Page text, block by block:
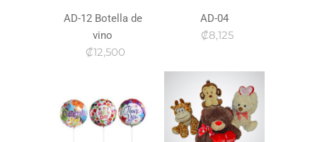
AD-12 Botella de
vino
₡12,500
AD-04
₡8,125